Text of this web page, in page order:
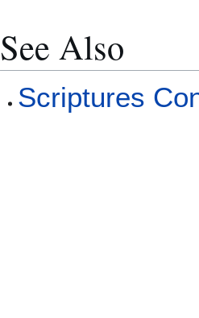
See Also
Scriptures